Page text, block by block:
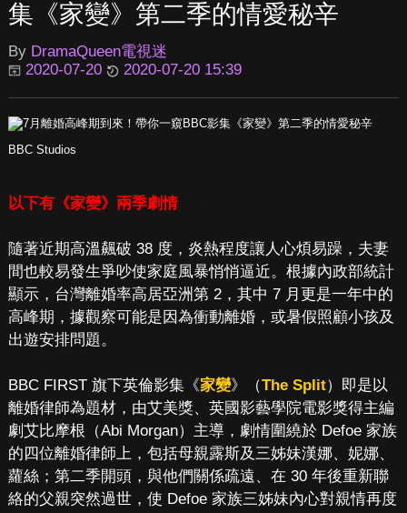
集《家變》第二季的情愛秘辛
By DramaQueen電視迷
2020-07-20
2020-07-20 15:39
BBC Studios
以下有《家變》兩季劇情
隨著近期高溫飆破 38 度，炎熱程度讓人心煩易躁，夫妻
間也較易發生爭吵使家庭風暴悄悄逼近。根據內政部統計
顯示，台灣離婚率高居亞洲第 2，其中 7 月更是一年中的
高峰期，據觀察可能是因為衝動離婚，或暑假照顧小孩及
出遊安排問題。
BBC FIRST 旗下英倫影集《家變》（The Split）即是以
離婚律師為題材，由艾美獎、英國影藝學院電影獎得主編
劇艾比摩根（Abi Morgan）主導，劇情圍繞於 Defoe 家族
的四位離婚律師上，包括母親露斯及三姊妹漢娜、妮娜、
蘿絲；第二季開頭，與他們關係疏遠、在 30 年後重新聯
絡的父親突然過世，使 Defoe 家族三姊妹內心對親情再度